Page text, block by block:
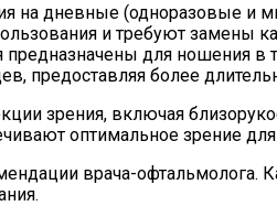
на дневные (одноразовые и
и требуют
для ношения в
предоставляя более
зрения, включая
оптимальное зрение для
врача-офтальмолога.